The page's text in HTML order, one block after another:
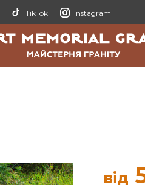
TikTok Instagram
від